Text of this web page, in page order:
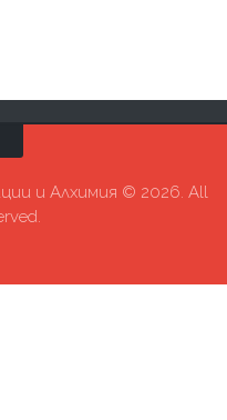
и Алхимия © 2026. All